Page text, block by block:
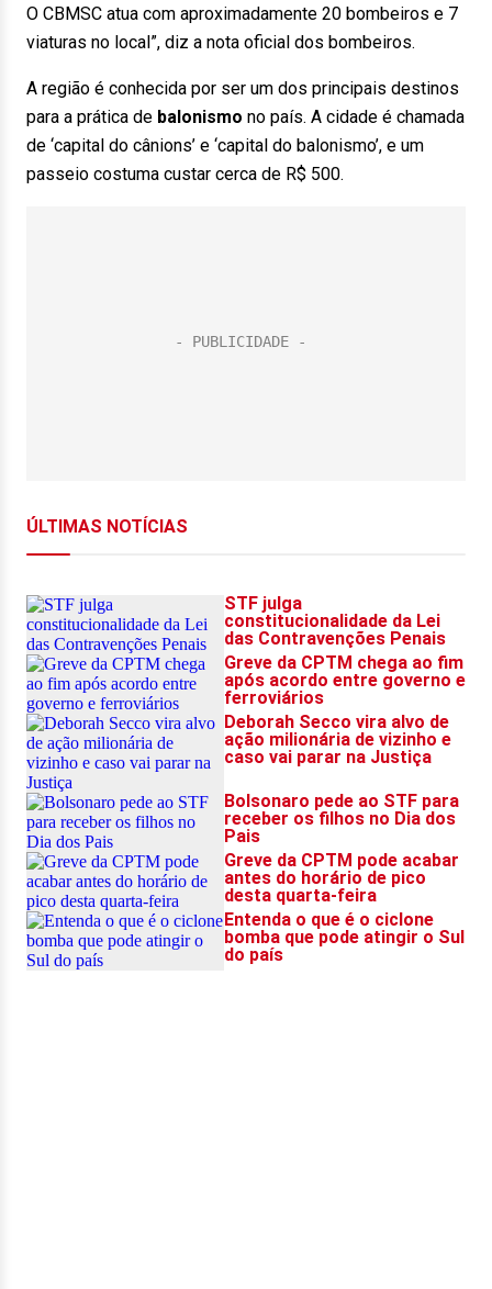
O CBMSC atua com aproximadamente 20 bombeiros e 7
viaturas no local”, diz a nota oficial dos bombeiros.
A região é conhecida por ser um dos principais destinos
para a prática de balonismo no país. A cidade é chamada
de ‘capital do cânions’ e ‘capital do balonismo’, e um
passeio costuma custar cerca de R$ 500.